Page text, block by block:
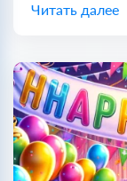
Читать далее